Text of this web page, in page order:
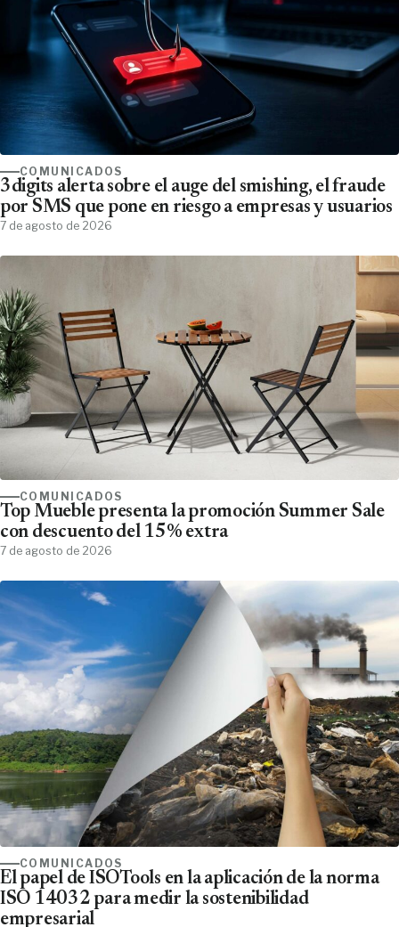
COMUNICADOS
3digits alerta sobre el auge del smishing, el fraude
por SMS que pone en riesgo a empresas y usuarios
7 de agosto de 2026
COMUNICADOS
Top Mueble presenta la promoción Summer Sale
con descuento del 15% extra
7 de agosto de 2026
COMUNICADOS
El papel de ISOTools en la aplicación de la norma
ISO 14032 para medir la sostenibilidad
empresarial